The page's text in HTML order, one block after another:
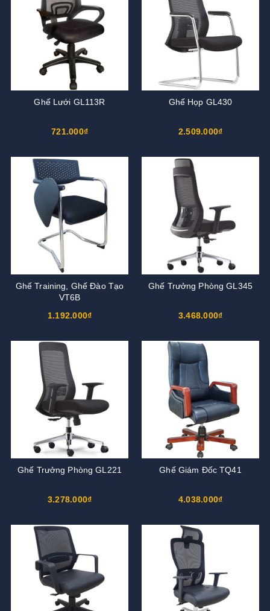
Ghế Lưới GL113R
721.000₫
Ghế Họp GL430
2.509.000₫
Ghế Training, Ghế Đào Tạo
VT6B
1.192.000₫
Ghế Trưởng Phòng GL345
3.468.000₫
Ghế Trưởng Phòng GL221
3.278.000₫
Ghế Giám Đốc TQ41
4.038.000₫